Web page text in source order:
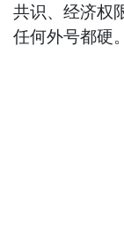
共识、经济权
任何外号都硬。